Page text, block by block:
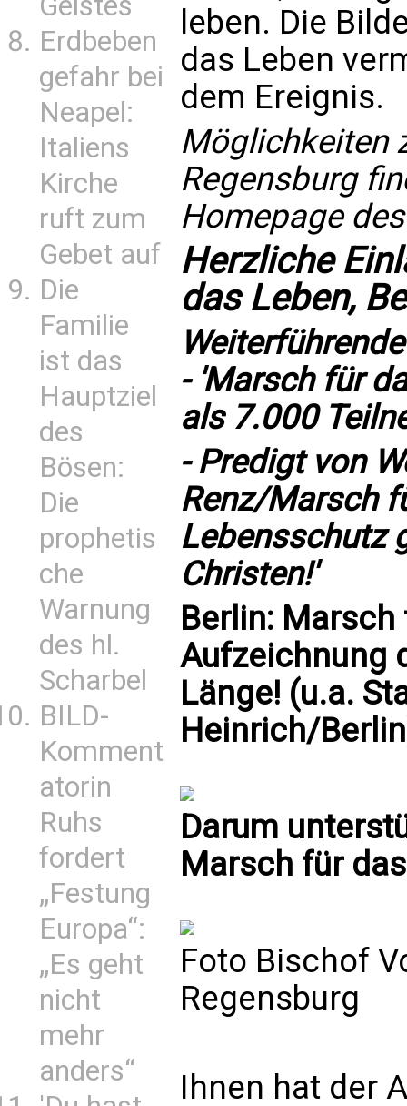
Erdbeben
gefahr bei
Neapel:
Italiens
Kirche
ruft zum
Gebet auf
Die
Familie
ist das
Hauptziel
des
Bösen:
Die
prophetis
che
Warnung
des hl.
Scharbel
BILD-
Komment
atorin
Ruhs
fordert
„Festung
Europa“:
„Es geht
nicht
mehr
anders“
leben. Die
das Leben
dem Ereignis.
Möglichkeiten
Regensburg
Homepage
Herzliche
das Leben,
- 'Marsch für
als 7.000
-Predigt von
Renz/Marsch
Lebensschutz
Christen!'
Berlin: Marsch
Aufzeichnung
Länge! (u.a.
Heinrich/
Darum
Marsch für
Foto Bischof
Regensburg
Ihnen hat der